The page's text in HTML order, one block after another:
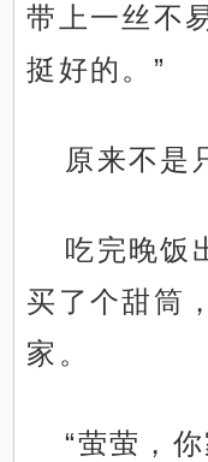
带上一丝不
挺好的。”
原来不是
吃完晚饭
买了个甜筒
家。
“萤萤，